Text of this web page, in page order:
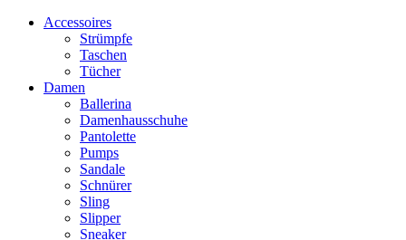
Accessoires
Strümpfe
Taschen
Tücher
Damen
Ballerina
Damenhausschuhe
Pantolette
Pumps
Sandale
Schnürer
Sling
Slipper
Sneaker